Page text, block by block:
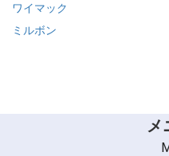
COSME CREAM
QUOLINE
ワイマック
DIGITAL CURE／STRAIGHT
ミルボン
メ